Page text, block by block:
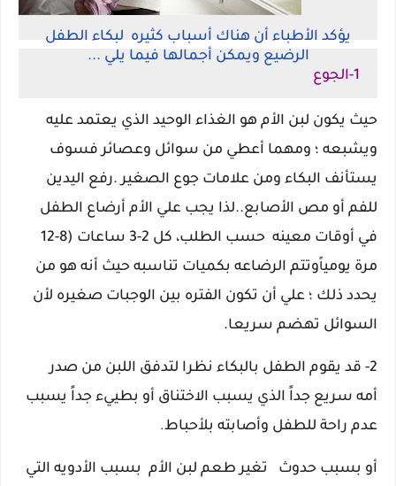
يؤكد الأطباء أن هناك أسباب كثيره لبكاء الطفل
الرضيع ويمكن أجمالها فيما يلي ...
1-الجوع
حيث يكون لبن الأم هو الغذاء الوحيد الذي يعتمد عليه
ويشبعه ؛ ومهما أعطي من سوائل وعصائر فسوف
يستأنف البكاء ومن علامات جوع الصغير .رفع اليدين
للفم أو مص الأصابع..لذا يجب علي الأم أرضاع الطفل
في أوقات معينه
حسب الطلب، كل 2-3 ساعات (8-12
مرة يومياًوتتم الرضاعه بكميات تناسبه حيث أنه هو من
يحدد ذلك ؛ علي أن تكون الفتره بين الوجبات صغيره لأن
السوائل تهضم سريعا.
2- قد يقوم الطفل بالبكاء نظرا لتدفق اللبن من صدر
أمه سريع جداً الذي يسبب الاختناق أو بطييء جداً يسبب
عدم راحة للطفل وأصابته بلأحباط.
أو بسبب حدوث
تغير طعم لبن الأم بسبب الأدويه التي